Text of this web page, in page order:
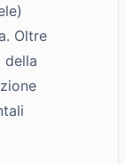
Oltre
della